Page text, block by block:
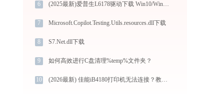
6 (2025最新)爱普生L6178驱动下载 Win10/Win11官方版
7 Microsoft.Copilot.Testing.Utils.resources.dll下载
8 S7.Net.dll下载
9 如何高效进行C盘清理%temp%文件夹？
10 (2026最新) 佳能iB4180打印机无法连接？教你解决方法！-金山毒霸